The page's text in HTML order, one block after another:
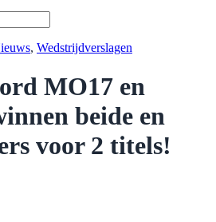
, Wedstrijdverslagen
MO17 en
beide en
voor 2 titels!